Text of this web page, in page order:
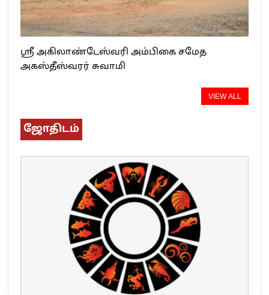
ஸ்ரீ அகிலாண்டேஸ்வரி அம்பிகை சமேத
அகஸ்தீஸ்வரர் சுவாமி
VIEW ALL
ஜோதிடம்